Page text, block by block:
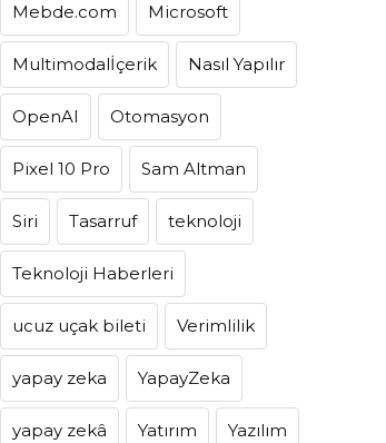
Mebde.com Microsoft
Multimodalİçerik Nasıl Yapılır
OpenAI Otomasyon
Pixel 10 Pro Sam Altman
Siri Tasarruf teknoloji
Teknoloji Haberleri
ucuz uçak bileti Verimlilik
yapay zeka YapayZeka
yapay zekâ Yatırım Yazılım